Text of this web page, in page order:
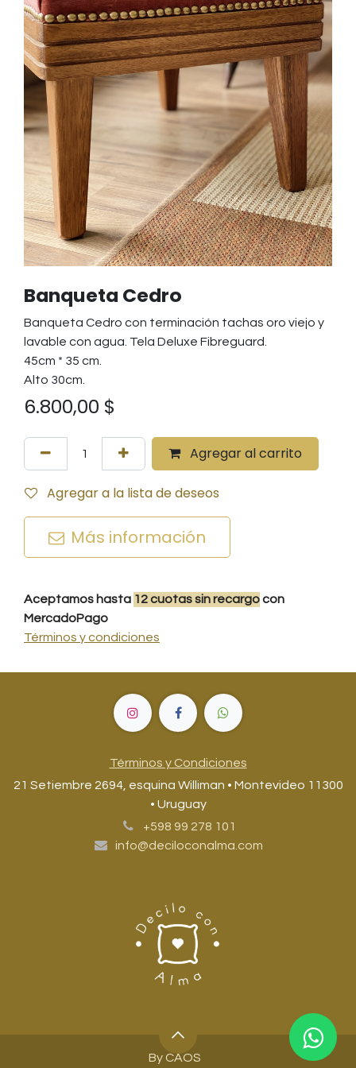
Banqueta Cedro
Banqueta Cedro con terminación tachas oro viejo y
lavable con agua. Tela Deluxe Fibreguard.
45cm * 35 cm.
Alto 30cm.
6.800,00 $
Agregar al carrito
Agregar a la lista de deseos
Más información
Aceptamos hasta 12cuotassin recargocon
MercadoPago
Términos y condiciones
Términos y Condiciones
21 Setiembre 2694, esquina Williman • Montevideo 11300
• Uruguay
+598 99 278 101
info@deciloconalma.com
By CAOS